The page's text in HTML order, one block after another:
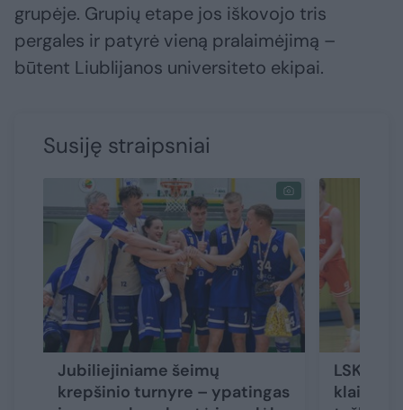
grupėje. Grupių etape jos iškovojo tris
pergales ir patyrė vieną pralaimėjimą –
būtent Liublijanos universiteto ekipai.
Susiję straipsniai
Jubiliejiniame šeimų
krepšinio turnyre – ypatingas
LSKL